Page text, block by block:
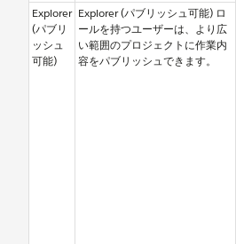
Explorer
(パブリ
ッシュ
可能)
Explorer (パブリッシュ可能) ロ
ールを持つユーザーは、より広
い範囲のプロジェクトに作業内
容をパブリッシュできます。